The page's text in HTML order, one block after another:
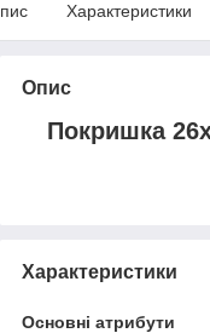
Характеристики
Опис
Покришка
Характеристики
Основні атрибути